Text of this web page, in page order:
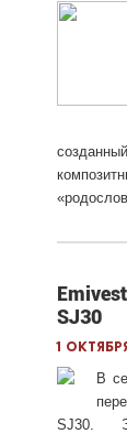
SJ30
1
В
SJ30.